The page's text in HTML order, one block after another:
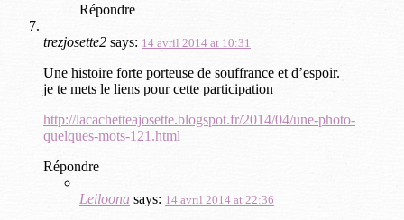
Répondre
trezjosette2 says: 14 avril 2014 at 10:31
Une histoire forte porteuse de souffrance et d’espoir.
je te mets le liens pour cette participation
http://lacachetteajosette.blogspot.fr/2014/04/une-photo-
quelques-mots-121.html
Répondre
Leiloona says: 14 avril 2014 at 22:36